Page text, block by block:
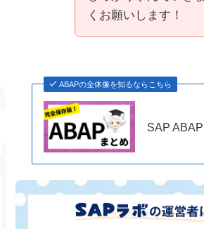
くお願いします！
ABAPの全体像を知るならこちら
SAP